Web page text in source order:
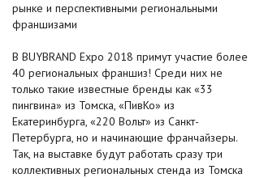
рынке и перспективными региональными
франшизами
В BUYBRAND Expo 2018 примут участие более
40 региональных франшиз! Среди них не
только такие известные бренды как «33
пингвина» из Томска, «ПивКо» из
Екатеринбурга, «220 Вольт» из Санкт-
Петербурга, но и начинающие франчайзеры.
Так, на выставке будут работать сразу три
коллективных региональных стенда из Томска